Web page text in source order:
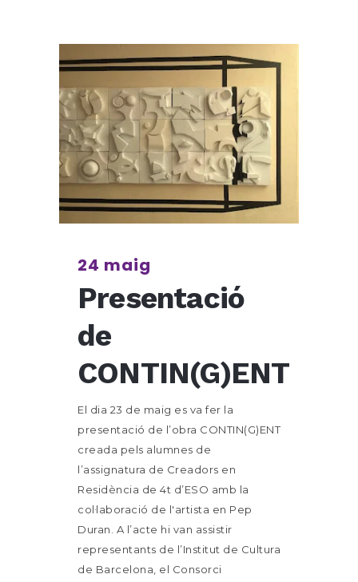
24 maig
Presentació
de
CONTIN(G)ENT
El dia 23 de maig es va fer la
presentació de l’obra CONTIN(G)ENT
creada pels alumnes de
l’assignatura de Creadors en
Residència de 4t d’ESO amb la
col·laboració de l'artista en Pep
Duran. A l’acte hi van assistir
representants de l’Institut de Cultura
de Barcelona, el Consorci